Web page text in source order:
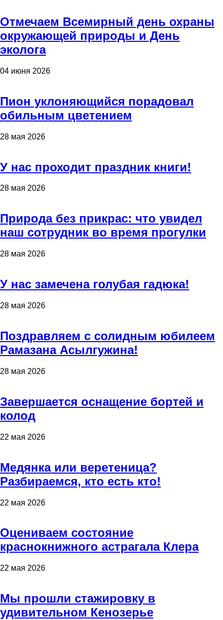
Отмечаем Всемирный день охраны
окружающей природы и День
эколога
04 июня 2026
Пион уклоняющийся порадовал
обильным цветением
28 мая 2026
У нас проходит праздник книги!
28 мая 2026
Природа без прикрас: что увидел
наш сотрудник во время прогулки
28 мая 2026
У нас замечена голубая гадюка!
28 мая 2026
Поздравляем с солидным юбилеем
Рамазана Асылгужина!
28 мая 2026
Завершается оснащение бортей и
колод
22 мая 2026
Медянка или веретеница?
Разбираемся, кто есть кто!
22 мая 2026
Оцениваем состояние
краснокнижного астрагала Клера
22 мая 2026
Мы прошли стажировку в
удивительном Кенозерье